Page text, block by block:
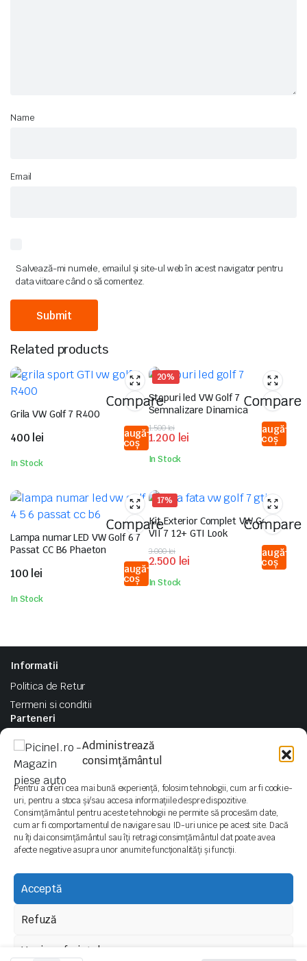
Administrează
consimțământul
Pentru a oferi cea mai bună experiență, folosim tehnologii, cum ar fi cookie-
uri, pentru a stoca și/sau accesa informațiile despre dispozitive.
Consimțământul pentru aceste tehnologii ne permite să procesăm date,
cum ar fi comportamentul de navigare sau ID-uri unice pe acest site. Dacă
nu îți dai consimțământul sau îți retragi consimțământul dat poate avea
afecte negative asupra unor anumite funcționalități și funcții.
Acceptă
Refuză
Vezi preferințele
Name
Email
Salvează-mi numele, emailul și site-ul web în acest navigator pentru
data viitoare când o să comentez.
Related products
Compare
Grila VW Golf 7 R400
400 lei Adaugă
în coș
In Stock
20%
Compare
Stopuri led VW Golf 7
Semnalizare Dinamica
1.500lei
Prețul
inițial
a
fost:
1.200 lei
Prețul
curent
este:
1.200 lei.
Adaugă
în coș
In Stock
Compare
Lampa numar LED VW Golf 6 7
Passat CC B6 Phaeton
100 lei Adaugă
în coș
In Stock
17%
Compare
Kit Exterior Complet VW Golf
VII 7 12+ GTI Look
3.000lei
Prețul
inițial
a
fost:
2.500 lei
Prețul
curent
este:
2.500 lei.
Adaugă
în coș
In Stock
Informatii
Politica de Retur
Termeni si conditii
Parteneri
ArcuriSport.ro
NGM Turbo
Follow us:
KLBTheme.
We accept: